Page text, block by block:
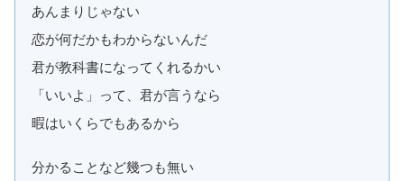
あんまりじゃない
恋が何だかもわからないんだ
君が教科書になってくれるかい
「いいよ」って、君が言うなら
暇はいくらでもあるから
分かることなど幾つも無い